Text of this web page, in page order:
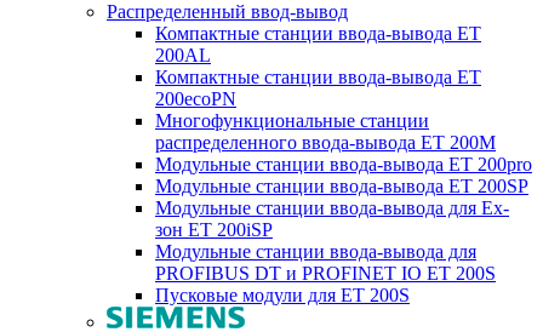
Распределенный ввод-вывод
Компактные станции ввода-вывода ET
200AL
Компактные станции ввода-вывода ET
200ecoPN
Многофункциональные станции
распределенного ввода-вывода ET 200M
Модульные станции ввода-вывода ET 200pro
Модульные станции ввода-вывода ET 200SP
Модульные станции ввода-вывода для Ex-
зон ET 200iSP
Модульные станции ввода-вывода для
PROFIBUS DT и PROFINET IO ET 200S
Пусковые модули для ET 200S